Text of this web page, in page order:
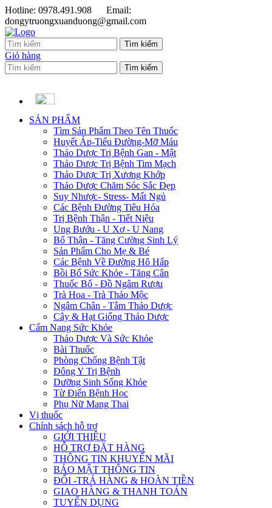
Hotline: 0978.491.908
Email:
dongytruongxuanduong@gmail.com
Giỏ hàng
SẢN PHẨM
Tìm Sản Phẩm Theo Tên Thuốc
Huyết Áp-Tiểu Đường-Mỡ Máu
Thảo Dược Trị Bệnh Gan - Mật
Thảo Dược Trị Bệnh Tim Mạch
Thảo Dược Trị Xương Khớp
Thảo Dược Chăm Sóc Sắc Đẹp
Suy Nhược- Stress- Mất Ngủ
Các Bệnh Đường Tiêu Hóa
Trị Bệnh Thận - Tiết Niệu
Ung Bướu - U Xơ - U Nang
Bổ Thận - Tăng Cường Sinh Lý
Sản Phẩm Cho Mẹ & Bé
Các Bệnh Về Đường Hô Hấp
Bồi Bổ Sức Khỏe - Tăng Cân
Thuốc Bổ - Đồ Ngâm Rượu
Trà Hoa - Trà Thảo Mộc
Ngâm Chân - Tắm Thảo Dược
Cây & Hạt Giống Thảo Dược
Cẩm Nang Sức Khỏe
Thảo Dược Và Sức Khỏe
Bài Thuốc
Phòng Chống Bệnh Tật
Đông Y Trị Bệnh
Dưỡng Sinh Sống Khỏe
Từ Điển Bệnh Học
Phụ Nữ Mang Thai
Vị thuốc
Chính sách hỗ trợ
GIỚI THIỆU
HỖ TRỢ ĐẶT HÀNG
THÔNG TIN KHUYẾN MÃI
BẢO MẬT THÔNG TIN
ĐỔI -TRẢ HÀNG & HOÀN TIỀN
GIAO HÀNG & THANH TOÁN
TUYỂN DỤNG